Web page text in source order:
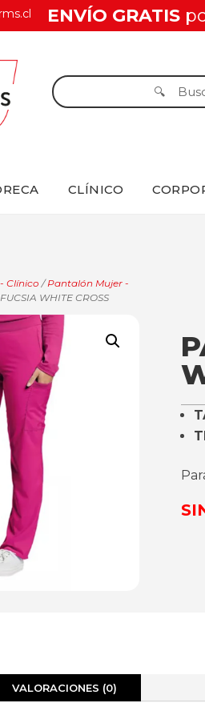
ENVÍO GRATIS
CLÍNICO
Clínico /Pantalón Mujer -
WHITE CROSS
VALORACIONES (0)